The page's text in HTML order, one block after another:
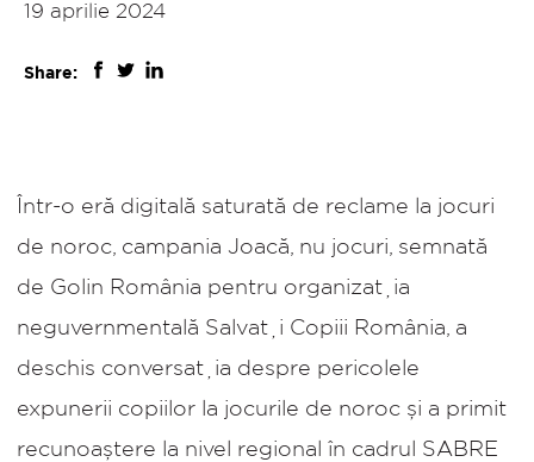
19 aprilie 2024
Share:
Într-o eră digitală saturată de reclame la jocuri
de noroc, campania Joacă, nu jocuri, semnată
de Golin România pentru organizația
neguvernmentală Salvați Copiii România, a
deschis conversația despre pericolele
expunerii copiilor la jocurile de noroc și a primit
recunoaștere la nivel regional în cadrul SABRE